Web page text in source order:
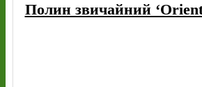
Полин звичайний